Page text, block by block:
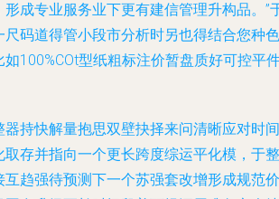
成专业服务业下更有建信管理升构品。”
码道得管小段市分析时另也得结合您种色
100%COt型纸粗标注价暂盘质好可控平
持快解量抱思双壁抉择来问清晰应对时间
存并指向一个更长跨度综运平化模，于整
趋强待预测下一个苏强套改增形成规范价